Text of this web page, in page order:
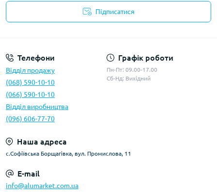
Підписатися
Телефони
Відділ продажу
(068) 590-10-10
(066) 590-10-10
Відділ виробництва
(096) 606-77-70
Графік роботи
Пн-Пт: 09.00-17.00
Сб-Нд: Вихідний
Наша адреса
с.Софіївська Борщагівка, вул. Промислова, 11
E-mail
info@alumarket.com.ua